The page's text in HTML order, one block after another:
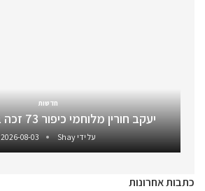
חדשות
יעקב חורין מלוחמי כיפור 73 זכה בפרס יוקרתי
על ידיShay
2026-08-03
כתבות אחרונות